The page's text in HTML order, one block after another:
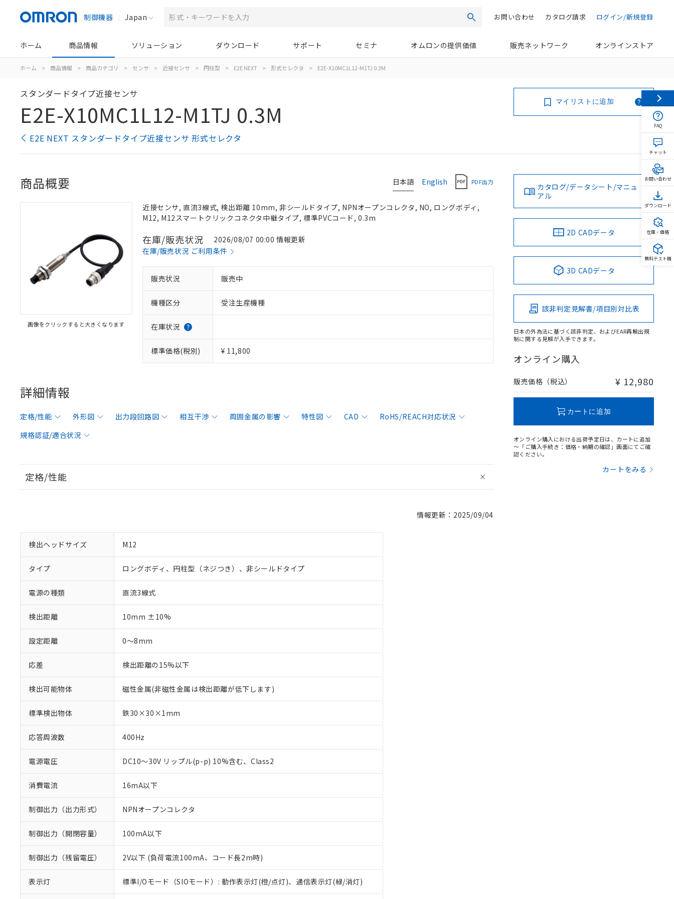
制御機器 Japan 検索 ログイン/新規登録
カタログ請求
お問い合わせ
ホーム 商品情報 ソリューション ダウンロード サポート セミナ オムロンの提供価値 販売ネットワーク オンラインストア
ホーム > 商品情報 > 商品カテゴリ > センサ > 近接センサ > 円柱型 > E2E NEXT > 形式セレクタ > E2E-X10MC1L12-M1TJ 0.3M
スタンダードタイプ近接センサ
E2E-X10MC1L12-M1TJ 0.3M
E2E NEXT スタンダードタイプ近接センサ 形式セレクタ
マイリストに追加
日本語 English PDF出力
商品概要
画像をクリックすると大きくなります
近接センサ, 直流3線式, 検出距離 10mm, 非シールドタイプ, NPNオープンコレクタ, NO, ロングボディ,
M12, M12スマートクリックコネクタ中継タイプ, 標準PVCコード, 0.3m
在庫/販売状況
2026/08/07 00:00 情報更新
在庫/販売状況 ご利用条件
販売状況 販売中
機種区分 受注生産機種
在庫状況
標準価格(税別) ¥ 11,800
詳細情報
定格/性能 外形図 出力段回路図 相互干渉 周囲金属の影響 特性図 CAD
RoHS/REACH対応状況
規格認証/適合状況
定格/性能
情報更新：2025/09/04
検出ヘッドサイズ M12
タイプ ロングボディ、円柱型（ネジつき）、非シールドタイプ
電源の種類 直流3線式
検出距離 10mm ±10%
設定距離 0～8mm
応差 検出距離の15%以下
検出可能物体 磁性金属(非磁性金属は検出距離が低下します)
標準検出物体 鉄30×30×1mm
応答周波数 400Hz
電源電圧 DC10～30V リップル(p-p) 10%含む、Class2
消費電流 16mA以下
制御出力（出力形式） NPNオープンコレクタ
制御出力（開閉容量） 100mA以下
制御出力（残留電圧） 2V以下 (負荷電流100mA、コード長2m時)
表示灯 標準I/Oモード（SIOモード）: 動作表示灯(橙/点灯)、通信表示灯(緑/消灯)
カタログ/データシート/マニュ
アル
2D CADデータ
3D CADデータ
該非判定見解書/項目別対比表
日本の外為法に基づく該非判定、およびEAR再輸出規
制に関する見解が入手できます。
オンライン購入
販売価格（税込） ¥ 12,980
カートに追加
オンライン購入における出荷予定日は、カートに追加
～「ご購入手続き：価格・納期の確認」画面にてご確
認ください。
カートをみる
※1 対応状況
対応予定：EU RoHS指令（10物質）の非含有に対応した製品に切り替える予定のある商品です。
対応予定なし：EU RoHS指令（10物質）の非含有に非対応の商品で、対応品を出す予定はありません。
FAQ
チャット
お問い合わせ
ダウンロード
在庫・価格
無料テスト機